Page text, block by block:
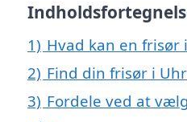
1) Hvad kan en frisør
2) Find din frisør i
3) Fordele ved at